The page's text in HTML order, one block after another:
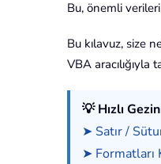
Bu, önemli
Bu kılavuz, size
VBA
💡 Hızlı
➤ Satır /
➤ Formatları